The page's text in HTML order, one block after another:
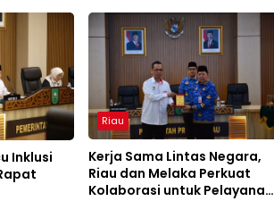
Inklusi
Riau
Kerja Sama Lintas Negara,
Riau dan Melaka Perkuat
Kolaborasi untuk Pelayanan